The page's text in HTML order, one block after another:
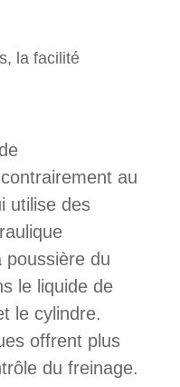
la facilité
au
utilise des
poussière du
le liquide de
le cylindre.
offrent plus
du freinage.